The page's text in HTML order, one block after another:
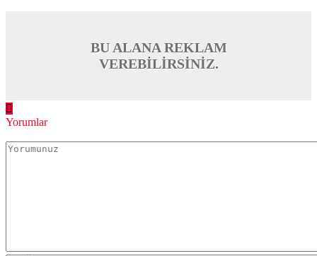
BU ALANA REKLAM
VEREBİLİRSİNİZ.
Yorumlar